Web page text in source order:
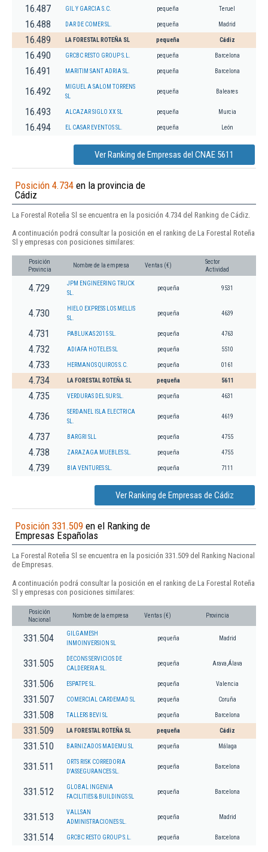
16.487 GIL Y GARCIA S.C. pequeña Teruel
16.488 DAR DE COMER SL. pequeña Madrid
16.489 LA FORESTAL ROTEÑA SL pequeña Cádiz
16.490 GRCBC RESTO GROUP S.L. pequeña Barcelona
16.491 MARITIM SANT ADRIA SL. pequeña Barcelona
16.492
MIGUEL A SALOM TORRENS
SL
pequeña Baleares
16.493 ALCAZAR SIGLO XX SL pequeña Murcia
16.494 EL CASAR EVENTOS SL. pequeña León
Ver Ranking de Empresas del CNAE 5611
Posición 4.734 en la provincia de
Cádiz
La Forestal Roteña Sl se encuentra en la posición 4.734 del Ranking de Cádiz.
A continuación podrá consultar la posición en el ranking de La Forestal Roteña
Sl y empresas con posiciones similares:
Posición
Provincia
Nombre de la empresa Ventas (€)
Sector
Actividad
4.729
JPM ENGINEERING TRUCK
SL.
pequeña 9531
4.730
HIELO EXPRESS LOS MELLIS
SL.
pequeña 4639
4.731 PABLUKAS 2015 SL. pequeña 4763
4.732 ADIAFA HOTELES SL pequeña 5510
4.733 HERMANOS QUIROS S.C. pequeña 0161
4.734 LA FORESTAL ROTEÑA SL pequeña 5611
4.735 VERDURAS DEL SUR SL. pequeña 4631
4.736
SERDANEL ISLA ELECTRICA
SL.
pequeña 4619
4.737 BARGRI SLL pequeña 4755
4.738 ZARAZAGA MUEBLES SL. pequeña 4755
4.739 BIA VENTURES SL. pequeña 7111
Ver Ranking de Empresas de Cádiz
Posición 331.509 en el Ranking de
Empresas Españolas
La Forestal Roteña Sl se encuentra en la posición 331.509 del Ranking Nacional
de Empresas.
A continuación podrá consultar la posición en el ranking de La Forestal Roteña
Sl y empresas con posiciones similares:
Posición
Nacional
Nombre de la empresa Ventas (€) Provincia
331.504
GILGAMESH
INMOINVERSION SL
pequeña Madrid
331.505
DECONS SERVICIOS DE
CALDERERIA SL.
pequeña Arava,Álava
331.506 ESPATPE SL. pequeña Valencia
331.507 COMERCIAL CARDEMAD SL pequeña Coruña
331.508 TALLERS BEVI SL pequeña Barcelona
331.509 LA FORESTAL ROTEÑA SL pequeña Cádiz
331.510 BARNIZADOS MADEMU SL pequeña Málaga
331.511
ORTS RISK CORREDORIA
D'ASSEGURANCES SL.
pequeña Barcelona
331.512
GLOBAL INGENIA
FACILITIES & BUILDINGS SL
pequeña Barcelona
331.513
VALLSAN
ADMINISTRACIONES SL.
pequeña Madrid
331.514 GRCBC RESTO GROUP S.L. pequeña Barcelona